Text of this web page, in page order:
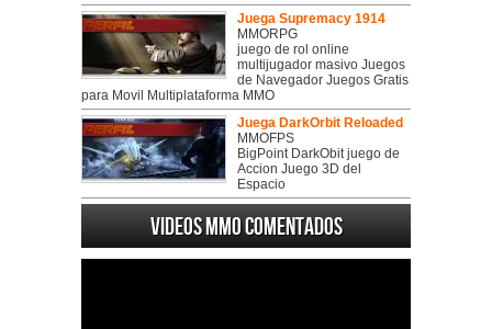
Juega Supremacy 1914
MMORPG
juego de rol online
multijugador masivo Juegos
de Navegador Juegos Gratis
para Movil Multiplataforma MMO
Juega DarkOrbit Reloaded
MMOFPS
BigPoint DarkObit juego de
Accion Juego 3D del
Espacio
Videos MMO Comentados